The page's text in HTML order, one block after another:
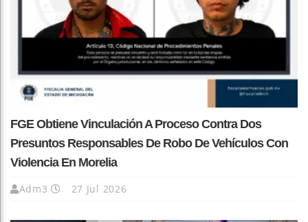
FGE Obtiene Vinculación A Proceso Contra Dos
Presuntos Responsables De Robo De Vehículos Con
Violencia En Morelia
Adm3 27 Jul 2026